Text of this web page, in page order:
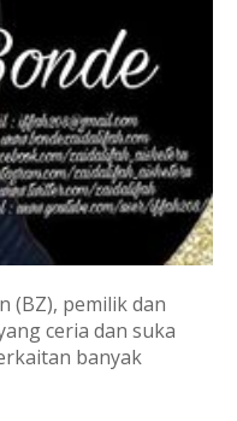
(BZ), pemilik dan
ceria dan suka
banyak